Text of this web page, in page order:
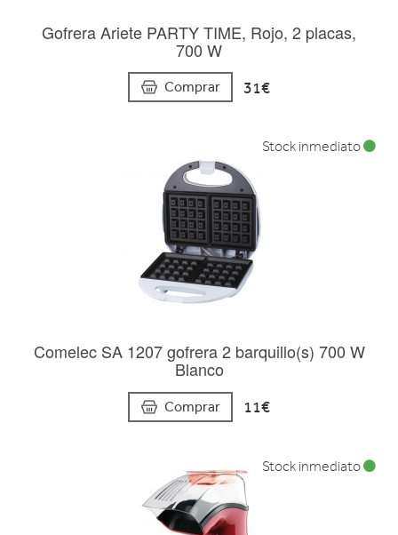
Gofrera Ariete PARTY TIME, Rojo, 2 placas,
700 W
Comprar 31€
Comelec SA 1207 gofrera 2 barquillo(s) 700 W
Blanco
Comprar 11€
Stock inmediato
Stock inmediato